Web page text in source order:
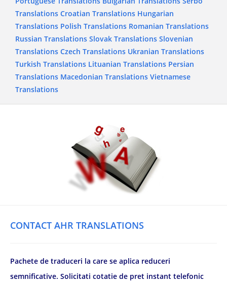
Translations Croatian Translations Hungarian
Translations Polish Translations Romanian Translations
Russian Translations Slovak Translations Slovenian
Translations Czech Translations Ukranian Translations
Turkish Translations Lituanian Translations Persian
Translations Macedonian Translations Vietnamese
Translations
CONTACT AHR TRANSLATIONS
Pachete de traduceri la care se aplica reduceri
semnificative. Solicitati cotatie de pret instant telefonic